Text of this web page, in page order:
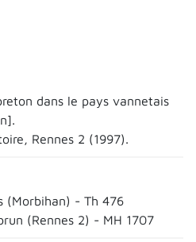
dans le pays vannetais
Rennes 2 (1997).
(Morbihan) - Th 476
(Rennes 2) - MH 1707